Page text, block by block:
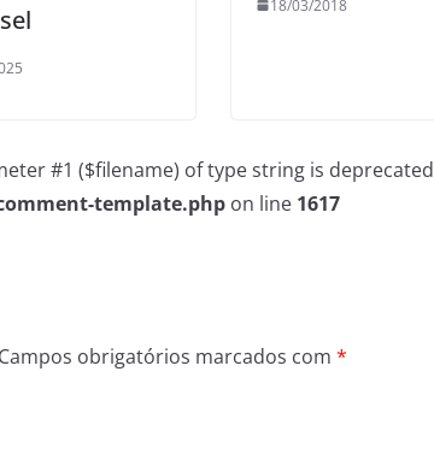
18/03/2018
#1 ($filename) of type string is
template.php on line 1617
obrigatórios marcados com *